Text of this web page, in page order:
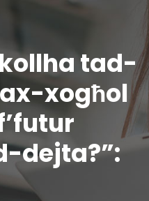
tad-
xogħol
dejta?”: